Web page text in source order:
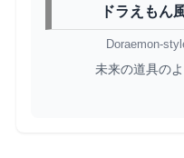
ドラえもん
Doraemon-
未来の道具の